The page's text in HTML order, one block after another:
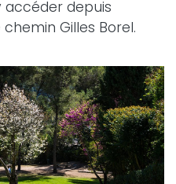
accéder depuis
Gilles Borel.